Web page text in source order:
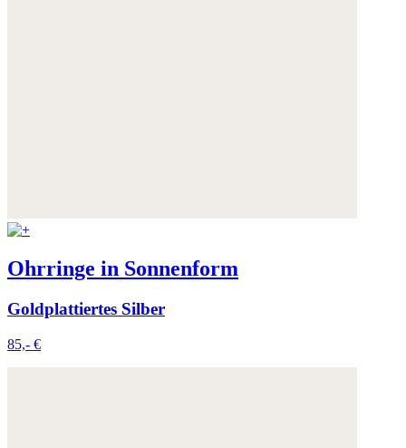
Ohrringe in Sonnenform
Goldplattiertes Silber
85,- €